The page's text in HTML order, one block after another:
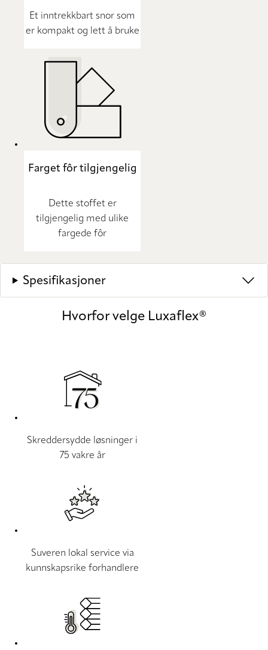
Et inntrekkbart snor som
er kompakt og lett å bruke
Farget fôr tilgjengelig
Dette stoffet er
tilgjengelig med ulike
fargede fôr
Spesifikasjoner
Hvorfor velge Luxaflex®
Skreddersydde løsninger i
75 vakre år
Suveren lokal service via
kunnskapsrike forhandlere